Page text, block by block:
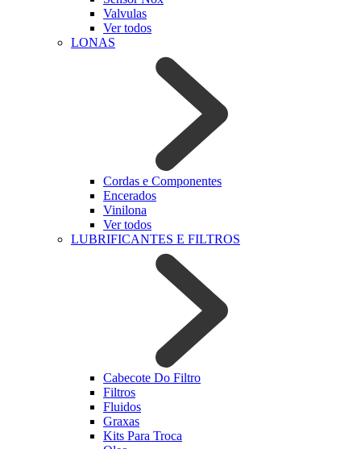
Valvulas
Ver todos
LONAS
Cordas e Componentes
Encerados
Vinilona
Ver todos
LUBRIFICANTES E FILTROS
Cabecote Do Filtro
Filtros
Fluidos
Graxas
Kits Para Troca